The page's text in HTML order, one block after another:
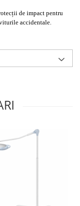
de impact pentru
accidentale.